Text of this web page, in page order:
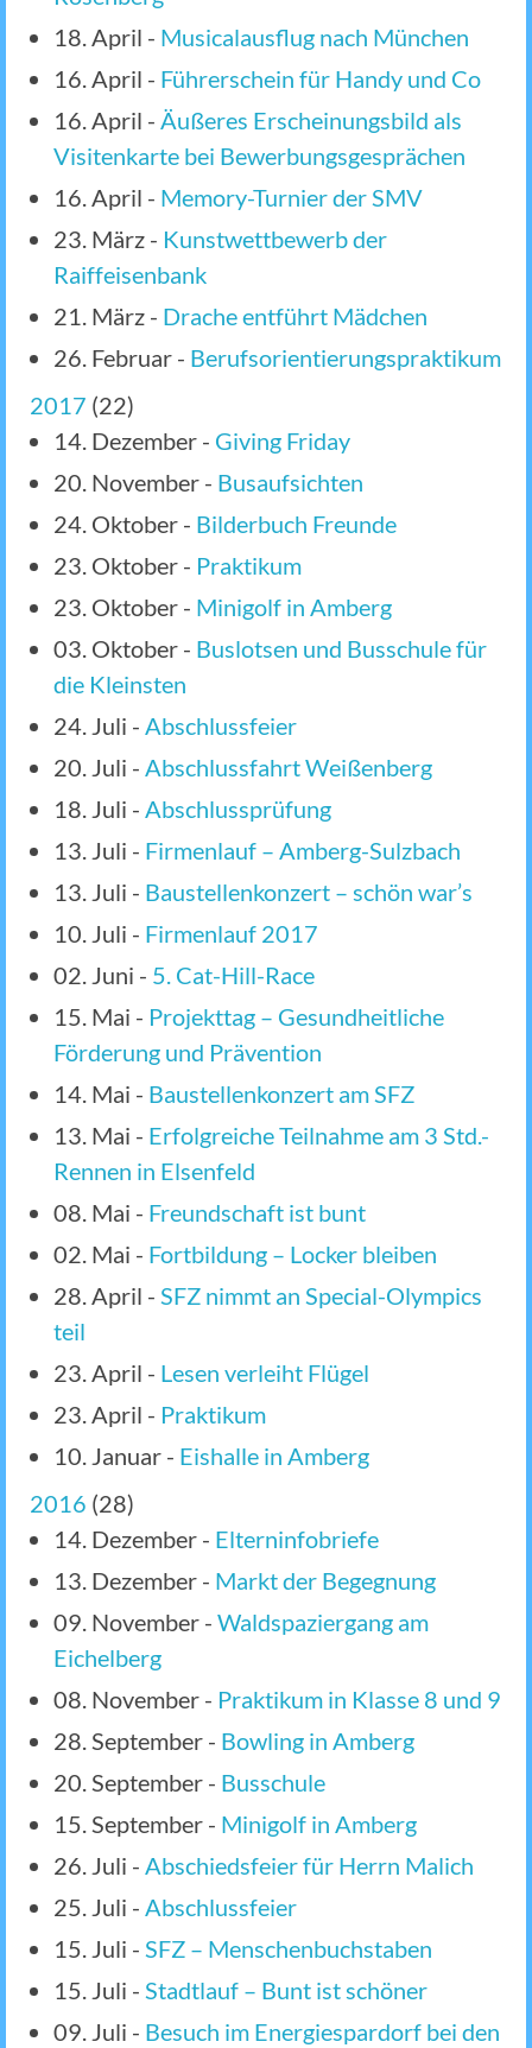
18. April - Musicalausflug nach München
16. April - Führerschein für Handy und Co
16. April - Äußeres Erscheinungsbild als
Visitenkarte bei Bewerbungsgesprächen
16. April - Memory-Turnier der SMV
23. März - Kunstwettbewerb der
Raiffeisenbank
21. März - Drache entführt Mädchen
26. Februar - Berufsorientierungspraktikum
2017 (22)
14. Dezember - Giving Friday
20. November - Busaufsichten
24. Oktober - Bilderbuch Freunde
23. Oktober - Praktikum
23. Oktober - Minigolf in Amberg
03. Oktober - Buslotsen und Busschule für
die Kleinsten
24. Juli - Abschlussfeier
20. Juli - Abschlussfahrt Weißenberg
18. Juli - Abschlussprüfung
13. Juli - Firmenlauf – Amberg-Sulzbach
13. Juli - Baustellenkonzert – schön war’s
10. Juli - Firmenlauf 2017
02. Juni - 5. Cat-Hill-Race
15. Mai - Projekttag – Gesundheitliche
Förderung und Prävention
14. Mai - Baustellenkonzert am SFZ
13. Mai - Erfolgreiche Teilnahme am 3 Std.-
Rennen in Elsenfeld
08. Mai - Freundschaft ist bunt
02. Mai - Fortbildung – Locker bleiben
28. April - SFZ nimmt an Special-Olympics
teil
23. April - Lesen verleiht Flügel
23. April - Praktikum
10. Januar - Eishalle in Amberg
2016 (28)
14. Dezember - Elterninfobriefe
13. Dezember - Markt der Begegnung
09. November - Waldspaziergang am
Eichelberg
08. November - Praktikum in Klasse 8 und 9
28. September - Bowling in Amberg
20. September - Busschule
15. September - Minigolf in Amberg
26. Juli - Abschiedsfeier für Herrn Malich
25. Juli - Abschlussfeier
15. Juli - SFZ – Menschenbuchstaben
15. Juli - Stadtlauf – Bunt ist schöner
09. Juli - Besuch im Energiespardorf bei den